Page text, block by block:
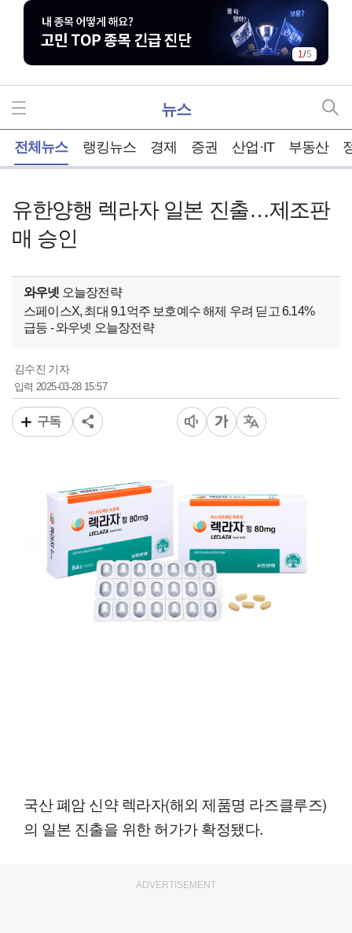
1/5
뉴스
전체뉴스 랭킹뉴스 경제 증권 산업·IT 부동산
유한양행 렉라자 일본 진출…제조판
매 승인
와우넷 오늘장전략
스페이스X, 최대 9.1억주 보호예수 해제 우려 딛고 6.14%
급등 - 와우넷 오늘장전략
김수진 기자
입력2025-03-28 15:57
구독
국산 폐암 신약 렉라자(해외 제품명 라즈클루즈)
의 일본 진출을 위한 허가가 확정됐다.
ADVERTISEMENT